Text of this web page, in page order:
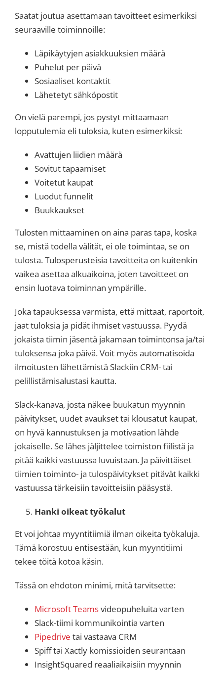
Saatat joutua asettamaan tavoitteet esimerkiksi
seuraaville toiminnoille:
Läpikäytyjen asiakkuuksien määrä
Puhelut per päivä
Sosiaaliset kontaktit
Lähetetyt sähköpostit
On vielä parempi, jos pystyt mittaamaan
lopputulemia eli tuloksia, kuten esimerkiksi:
Avattujen liidien määrä
Sovitut tapaamiset
Voitetut kaupat
Luodut funnelit
Buukkaukset
Tulosten mittaaminen on aina paras tapa, koska
se, mistä todella välität, ei ole toimintaa, se on
tulosta. Tulosperusteisia tavoitteita on kuitenkin
vaikea asettaa alkuaikoina, joten tavoitteet on
ensin luotava toiminnan ympärille.
Joka tapauksessa varmista, että mittaat, raportoit,
jaat tuloksia ja pidät ihmiset vastuussa. Pyydä
jokaista tiimin jäsentä jakamaan toimintonsa ja/tai
tuloksensa joka päivä. Voit myös automatisoida
ilmoitusten lähettämistä Slackiin CRM- tai
pelillistämisalustasi kautta.
Slack-kanava, josta näkee buukatun myynnin
päivitykset, uudet avaukset tai klousatut kaupat,
on hyvä kannustuksen ja motivaation lähde
jokaiselle. Se lähes jäljittelee toimiston fiilistä ja
pitää kaikki vastuussa luvuistaan. Ja päivittäiset
tiimien toiminto- ja tulospäivitykset pitävät kaikki
vastuussa tärkeisiin tavoitteisiin pääsystä.
Hanki oikeat työkalut
Et voi johtaa myyntitiimiä ilman oikeita työkaluja.
Tämä korostuu entisestään, kun myyntitiimi
tekee töitä kotoa käsin.
Tässä on ehdoton minimi, mitä tarvitsette:
Microsoft Teamsvideopuheluita varten
Slack-tiimi kommunikointia varten
Pipedrive tai vastaava CRM
Spiff tai Xactly komissioiden seurantaan
InsightSquared reaaliaikaisiin myynnin